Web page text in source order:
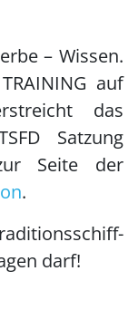
– Wissen.
auf
das
Satzung
Seite der
.
darf!